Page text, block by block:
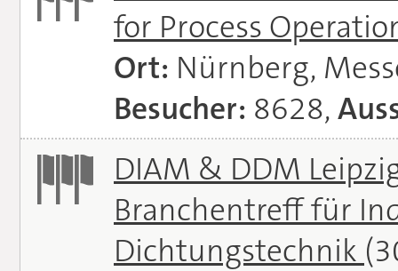
for Process
Ort: Nürnberg,
Besucher: 8628,
DIAM & DDM
Branchentreff für
Dichtungstechnik